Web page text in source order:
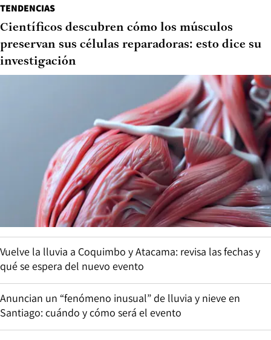
TENDENCIAS
Científicos descubren cómo los músculos
preservan sus células reparadoras: esto dice su
investigación
Vuelve la lluvia a Coquimbo y Atacama: revisa las fechas y
qué se espera del nuevo evento
Anuncian un “fenómeno inusual” de lluvia y nieve en
Santiago: cuándo y cómo será el evento